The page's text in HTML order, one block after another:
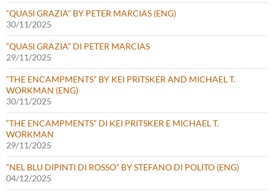
“QUASI GRAZIA” BY PETER MARCIAS (ENG)
30/11/2025
“QUASI GRAZIA” DI PETER MARCIAS
29/11/2025
“THE ENCAMPMENTS” BY KEI PRITSKER AND MICHAEL T.
WORKMAN (ENG)
30/11/2025
“THE ENCAMPMENTS” DI KEI PRITSKER E MICHAEL T.
WORKMAN
29/11/2025
“NEL BLU DIPINTI DI ROSSO” BY STEFANO DI POLITO (ENG)
04/12/2025